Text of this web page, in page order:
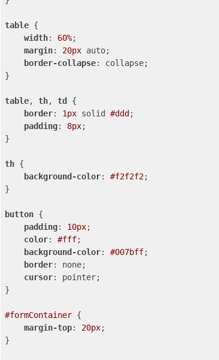
table {
width: 60%;
margin: 20px auto;
border-collapse: collapse;
}
table, th, td
{
border: 1px solid #ddd ;
padding: 8px;
}
th {
background-color: #f2f2f2;
}
button {
padding: 10px;
color: #fff;
background-color: #007bff;
border: none;
cursor: pointer;
}
#formContainer {
margin-top: 20px;
}